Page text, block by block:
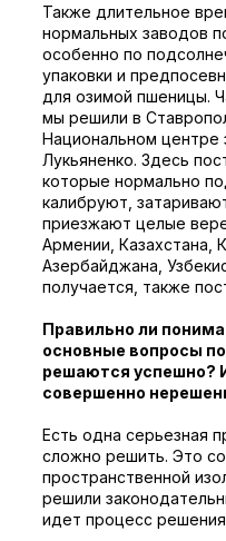
Также длительное
нормальных заводов
особенно по
упаковки и
для озимой пшеницы.
мы решили в
Национальном центре
Лукьяненко. Здесь
которые нормально
калибруют,
приезжают целые
Армении, Казахстана,
Азербайджана,
получается, также
Правильно ли
основные вопросы
решаются успешно?
совершенно
Есть одна серьезная
сложно решить. Это
пространственной
решили
идет процесс